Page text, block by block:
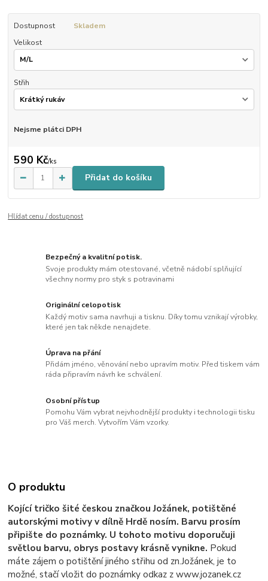
Dostupnost
Skladem
Velikost
Střih
Nejsme plátci DPH
590 Kč/ks
Přidat do košíku
Hlídat cenu / dostupnost
Bezpečný a kvalitní potisk.
Svoje produkty mám otestované, včetně nádobí splňující
všechny normy pro styk s potravinami
Originální celopotisk
Každý motiv sama navrhuji a tisknu. Díky tomu vznikají výrobky,
které jen tak někde nenajdete.
Úprava na přání
Přidám jméno, věnování nebo upravím motiv. Před tiskem vám
ráda připravím návrh ke schválení.
Osobní přístup
Pomohu Vám vybrat nejvhodnější produkty i technologii tisku
pro Váš merch. Vytvořím Vám vzorky.
O produktu
Kojící tričko šité českou značkou Jožánek, potištěné
autorskými motivy v dílně Hrdě nosím. Barvu prosím
připište do poznámky. U tohoto motivu doporučuji
světlou barvu, obrys postavy krásně vynikne. Pokud
máte zájem o potištění jiného střihu od zn.Jožánek, je to
možné, stačí vložit do poznámky odkaz z www.jozanek.cz